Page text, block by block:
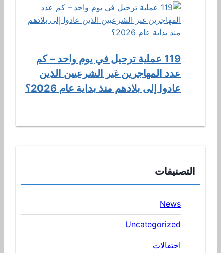
119 عملية ترحيل في يوم واحد – كم
عدد المهاجرين غير الشرعيين الذين
عادوا إلى بلادهم منذ بداية عام 2026؟
التصنيفات
News
Uncategorized
احتفالات